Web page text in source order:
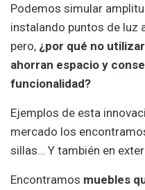
Podemos simular
instalando puntos de luz
pero, ¿por qué no
ahorran espacio y
funcionalidad?
Ejemplos de esta
mercado los
sillas… Y también en
Encontramos muebles